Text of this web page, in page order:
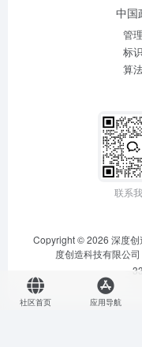
中国
管
标
算
联系
Copyright © 2026 深度
度创造科技有限公
社区首页 应用导航